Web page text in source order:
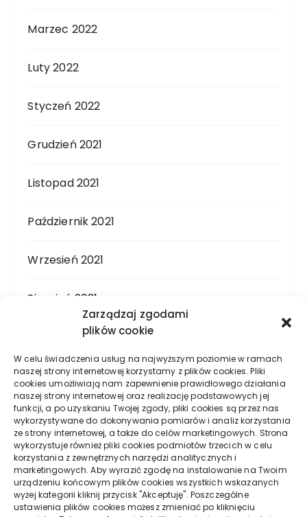
Zarządzaj zgodami
plików cookie
W celu świadczenia usług na najwyższym poziomie w ramach
naszej strony internetowej korzystamy z plików cookies. Pliki
cookies umożliwiają nam zapewnienie prawidłowego działania
naszej strony internetowej oraz realizację podstawowych jej
funkcji, a po uzyskaniu Twojej zgody, pliki cookies są przez nas
wykorzystywane do dokonywania pomiarów i analiz korzystania
ze strony internetowej, a także do celów marketingowych. Strona
wykorzystuje również pliki cookies podmiotów trzecich w celu
korzystania z zewnętrznych narzędzi analitycznych i
marketingowych. Aby wyrazić zgodę na instalowanie na Twoim
urządzeniu końcowym plików cookies wszystkich wskazanych
wyżej kategorii kliknij przycisk "Akceptuję". Poszczególne
ustawienia plików cookies możesz zmieniać po kliknięciu
Marzec 2022
Luty 2022
Styczeń 2022
Grudzień 2021
Listopad 2021
Październik 2021
Wrzesień 2021
Sierpień 2021
Lipiec 2021
Czerwiec 2021
Maj 2021
Kwiecień 2021
Marzec 2021